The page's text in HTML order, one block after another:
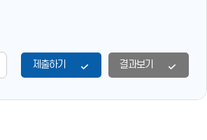
제출하기 결과보기